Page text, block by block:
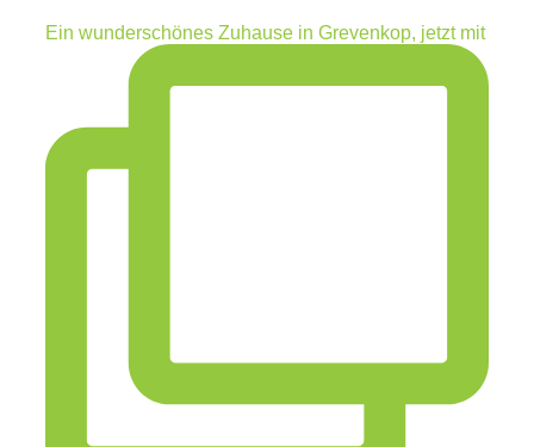
Ein wunderschönes Zuhause in Grevenkop, jetzt mit